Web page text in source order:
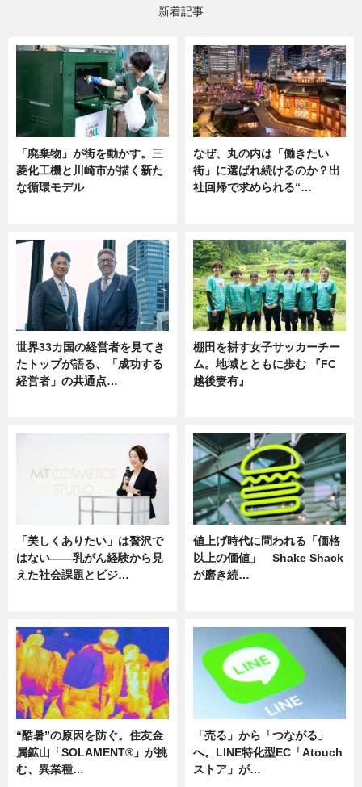
新着記事
「廃棄物」が街を動かす。三
菱化工機と川崎市が描く新た
な循環モデル
なぜ、丸の内は「働きたい
街」に選ばれ続けるのか？出
社回帰で求められる“…
世界33カ国の経営者を見てき
たトップが語る、「成功する
経営者」の共通点…
棚田を耕す女子サッカーチー
ム。地域とともに歩む 『FC
越後妻有』
「美しくありたい」は贅沢で
はない――乳がん経験から見
えた社会課題とビジ…
値上げ時代に問われる「価格
以上の価値」 Shake Shack
が磨き続…
“酷暑”の原因を防ぐ。住友金
属鉱山「SOLAMENT®」が挑
む、異業種…
「売る」から「つながる」
へ。LINE特化型EC「Atouch
ストア」が…